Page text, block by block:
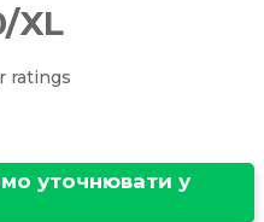
XL
ratings
уточнювати у